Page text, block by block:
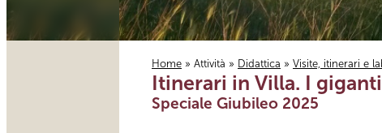
Tu sei qui
Home » Attività » Didattica » Visite, itinerari e
Itinerari in Villa. I
Speciale Giubileo 2025